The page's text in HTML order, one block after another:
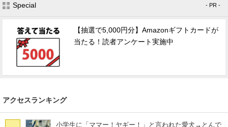
Special - PR -
【抽選で5,000円分】Amazonギフトカードが
当たる！読者アンケート実施中
アクセスランキング
小学生に「ママー！ヤギー！」と言われた愛犬→とんで